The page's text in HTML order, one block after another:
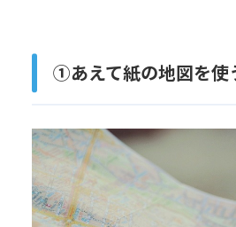
①あえて紙の地図を使